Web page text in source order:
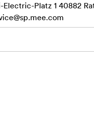
Platz 1 40882